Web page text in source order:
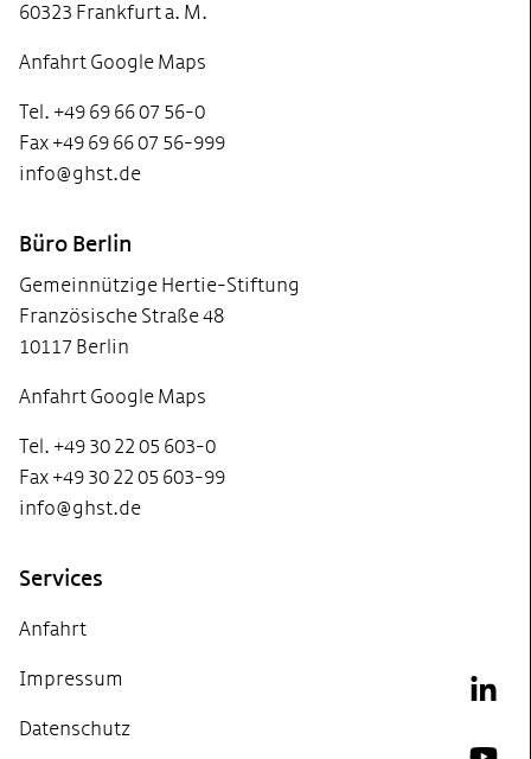
60323 Frankfurt a. M.
Anfahrt Google Maps
Tel. +49 69 66 07 56-0
Fax +49 69 66 07 56-999
info@ghst.de
Büro Berlin
Gemeinnützige Hertie-Stiftung
Französische Straße 48
10117 Berlin
Anfahrt Google Maps
Tel. +49 30 22 05 603-0
Fax +49 30 22 05 603-99
info@ghst.de
Services
Anfahrt
Impressum
Datenschutz